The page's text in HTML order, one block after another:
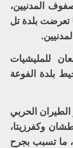
المدنيين،
تعرضت بلدة تل
للمليشيات
بلدة الفوعة
الحربي
وكفرزيتا،
ما تسبب بجرح